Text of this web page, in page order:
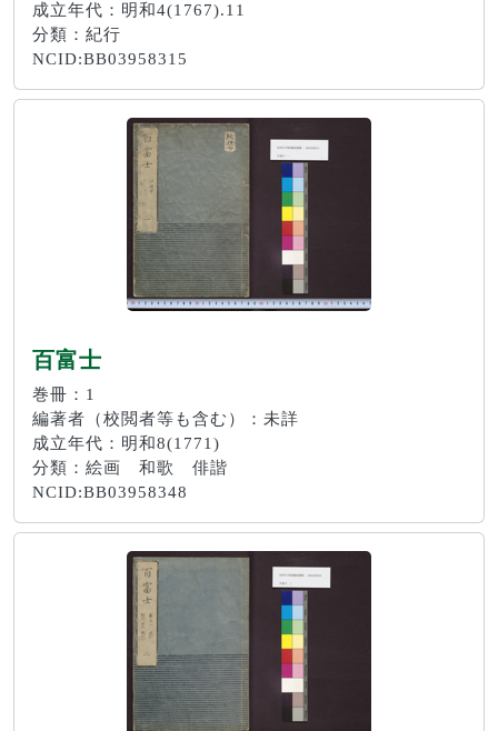
成立年代：明和4(1767).11
分類：紀行
NCID:BB03958315
百富士
巻冊：1
編著者（校閲者等も含む）：未詳
成立年代：明和8(1771)
分類：絵画 和歌 俳諧
NCID:BB03958348